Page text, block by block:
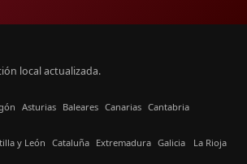
local actualizada.
Asturias Baleares Canarias Cantabria
y León Cataluña Extremadura Galicia La Rioja